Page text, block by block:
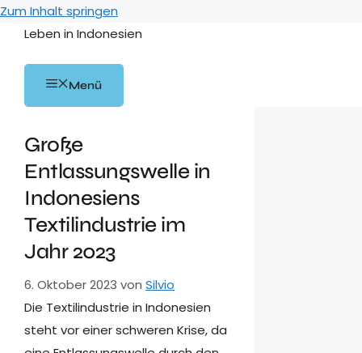
Zum Inhalt springen
Leben in Indonesien
Menü
Große
Entlassungswelle in
Indonesiens
Textilindustrie im
Jahr 2023
6. Oktober 2023 von Silvio
Die Textilindustrie in Indonesien
steht vor einer schweren Krise, da